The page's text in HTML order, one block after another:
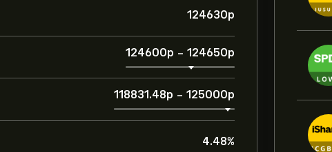
124630‎p‎
124600‎p‎ - 124650‎p‎
118831.48‎p‎ - 125000‎p‎
4.48%